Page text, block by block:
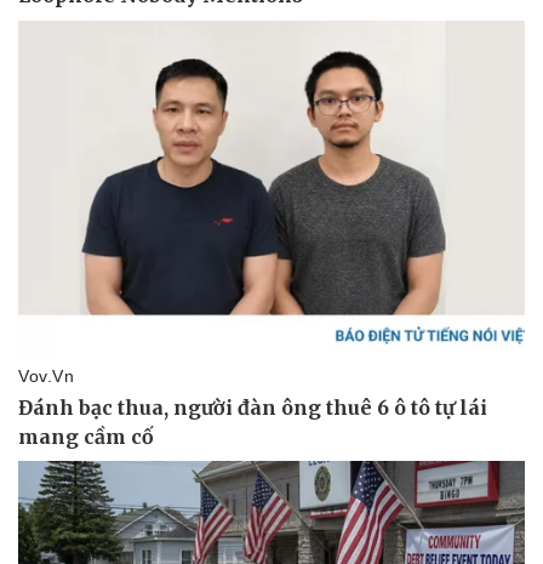
Thể thao
Bóng đá
Ô tô - Xe máy
Ô tô